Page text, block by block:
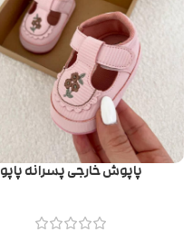
پاپوش خارجی پسرانه پاپو